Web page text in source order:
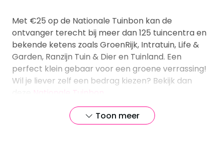
Met €25 op de Nationale Tuinbon kan de
ontvanger terecht bij meer dan 125 tuincentra en
bekende ketens zoals GroenRijk, Intratuin, Life &
Garden, Ranzijn Tuin & Dier en Tuinland. Een
perfect klein gebaar voor een groene verrassing!
Wil je liever zelf een bedrag kiezen? Bekijk dan
Nationale Tuinbon
Een ideaal cadeau voor
Toon meer